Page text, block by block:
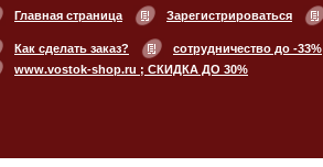
Главная страница Зарегистрироваться
Как сделать заказ? сотрудничество до -33%
www.vostok-shop.ru ; СКИДКА ДО 30%